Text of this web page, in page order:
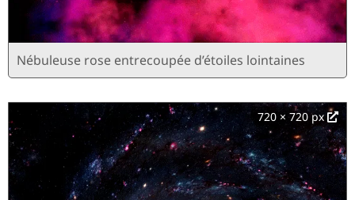
Nébuleuse rose entrecoupée d’étoiles lointaines
720 × 720 px